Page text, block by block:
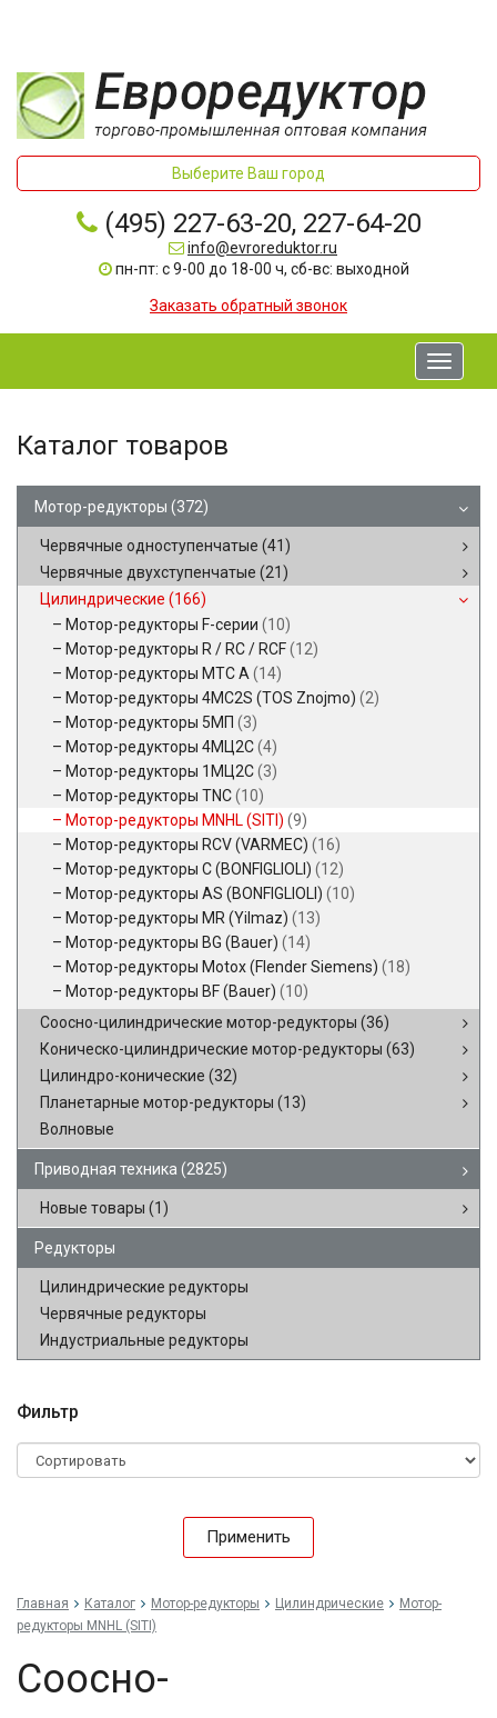
Выберите Ваш город
(495) 227-63-20, 227-64-20
info@evroreduktor.ru
пн-пт: с 9-00 до 18-00 ч, сб-вс: выходной
Заказать обратный звонок
Toggle
Каталог товаров
Мотор-редукторы (372)
Червячные одноступенчатые (41)
Червячные двухступенчатые (21)
Цилиндрические (166)
Мотор-редукторы F-серии (10)
Мотор-редукторы R / RC / RCF(12)
Мотор-редукторы MTC A (14)
Мотор-редукторы 4MC2S (TOS Znojmo) (2)
Мотор-редукторы 5МП (3)
Мотор-редукторы 4МЦ2С(4)
Мотор-редукторы 1МЦ2С(3)
Мотор-редукторы TNC(10)
Мотор-редукторы MNHL (SITI) (9)
Мотор-редукторы RCV (VARMEC) (16)
Мотор-редукторы C (BONFIGLIOLI) (12)
Мотор-редукторы AS (BONFIGLIOLI) (10)
Мотор-редукторы MR (Yilmaz) (13)
Мотор-редукторы BG (Bauer) (14)
Мотор-редукторы Motox (Flender Siemens) (18)
Мотор-редукторы BF (Bauer) (10)
Соосно-цилиндрические мотор-редукторы (36)
Коническо-цилиндрические мотор-редукторы (63)
Цилиндро-конические (32)
Планетарные мотор-редукторы (13)
Волновые
Приводная техника (2825)
Новые товары (1)
Редукторы
Цилиндрические редукторы
Червячные редукторы
Индустриальные редукторы
Фильтр
Применить
Главная Каталог Мотор-редукторы Цилиндрические
Мотор-
редукторы MNHL (SITI)
Соосно-